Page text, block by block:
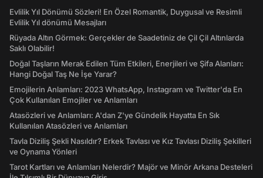
Evlilik Yıl Dönümü Sözleri! En Özel Romantik, Duygusal ve Resimli
Evlilik Yıl dönümü Mesajları
Rüyada Altın Görmek: Gerçekler de Saadetiniz de Çil Çil Altınlarda
Saklı Olabilir!
Doğal Taşların Merak Edilen Tüm Etkileri, Enerjileri ve Şifa Alanları:
Hangi Doğal Taş Ne İşe Yarar?
Emojilerin Anlamları: 2023 WhatsApp, Instagram ve Twitter'da En
Çok Kullanılan Emojiler ve Anlamları
Atasözleri ve Anlamları: A'dan Z'ye Gündelik Hayatta En Sık
Kullanılan Atasözleri ve Anlamları
Tavla Diziliş Şekli Nasıldır? Erkek Tavlası ve Kız Tavlası Diziliş Şekilleri
ve Oynama Yönleri
Tarot Kartları ve Anlamları Nelerdir? Majör ve Minör Arkana Desteleri